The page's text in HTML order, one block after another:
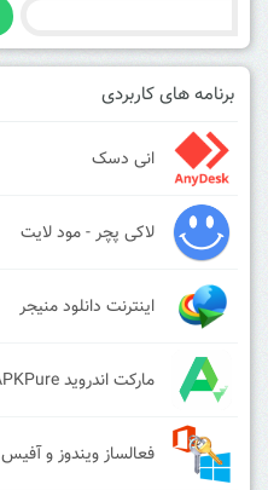
برنامه های کاربردی
انی دسک
لاکی پچر - مود لایت
اینترنت دانلود منیجر
مارکت اندروید APKPure
فعالساز ویندوز و آفیس